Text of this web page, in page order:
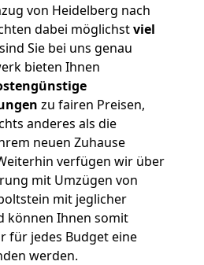
von Heidelberg nach
dabei möglichstviel
Sie bei uns genau
bieten Ihnen
zu fairen Preisen,
anderes als die
neuen Zuhause
verfügen wir über
mit Umzügen von
mit jeglicher
können Ihnen somit
für jedes Budget eine
werden.